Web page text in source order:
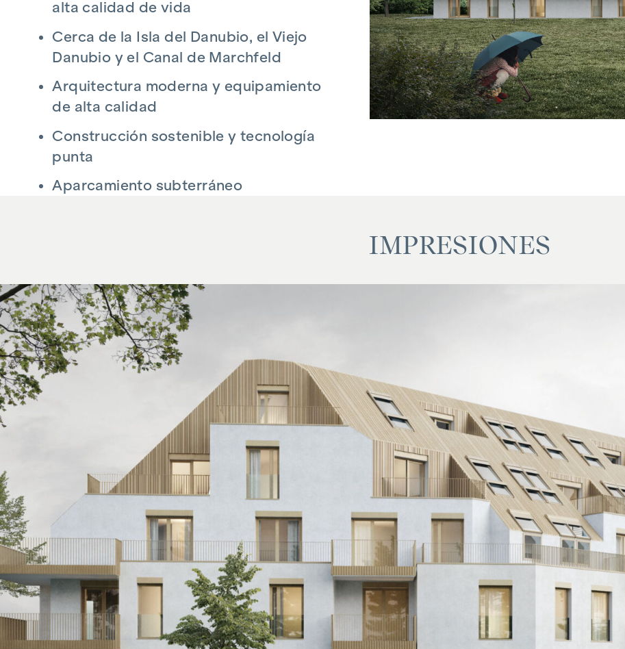
Cabe señalar que existe una estrecha relación familiar o económica entre el agente y el
alta calidad de vida
Cerca de la Isla del Danubio, el Viejo
Danubio y el Canal de Marchfeld
Arquitectura moderna y equipamiento
de alta calidad
Construcción sostenible y tecnología
punta
Aparcamiento subterráneo
IMPRESIONES